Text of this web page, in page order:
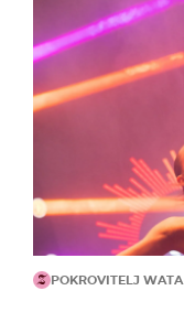
POKROVITELJ WATA